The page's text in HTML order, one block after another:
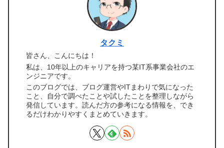
タクミ
皆さん、こんにちは！
私は、10年以上のキャリアを持つ某IT系事業会社のエ
ンジニアです。
このブログでは、ブログ運営やITまわりで気になった
こと、自分で調べたことや試したことを整理しながら
発信しています。読んだ方の参考になる情報を、でき
るだけわかりやすくまとめていきます。